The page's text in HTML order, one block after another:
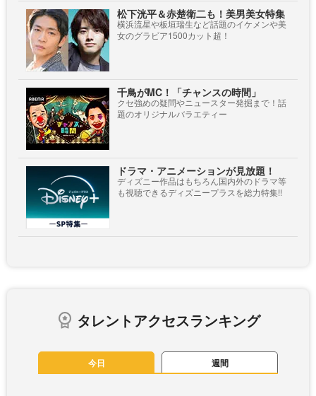
松下洸平＆赤楚衛二も！美男美女特集
横浜流星や板垣瑞生など話題のイケメンや美
女のグラビア1500カット超！
千鳥がMC！「チャンスの時間」
クセ強めの疑問やニュースター発掘まで！話
題のオリジナルバラエティー
ドラマ・アニメーションが見放題！
ディズニー作品はもちろん国内外のドラマ等
も視聴できるディズニープラスを総力特集!!
タレントアクセスランキング
今日 週間